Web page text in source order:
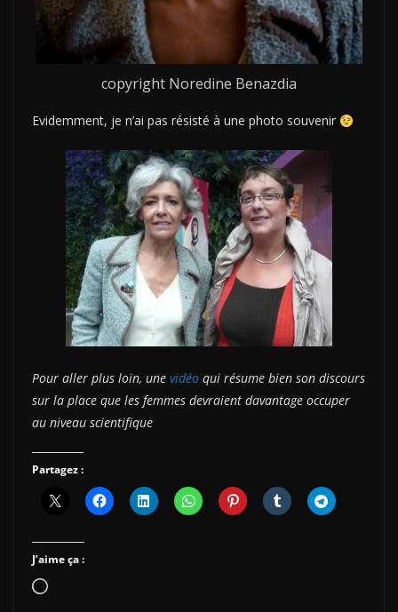
copyright Noredine Benazdia
Evidemment, je n’ai pas résisté à une photo souvenir
Pour aller plus loin, une vidéo qui résume bien son discours
sur la place que les femmes devraient davantage occuper
au niveau scientifique
Partagez :
J’aime ça :
Chargement…